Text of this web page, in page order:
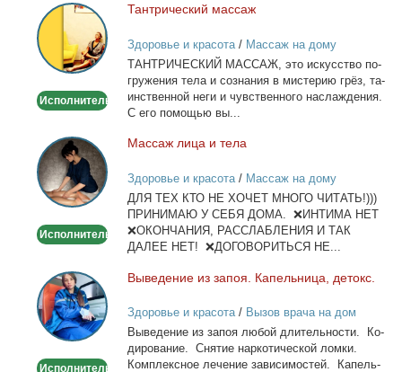
Тантрический
массаж
Исполнитель
Тан­три­че­ский мас­саж
Здоровье и красота/ Массаж на дому
ТАНТРИЧЕСКИЙ МАССАЖ, это ис­кус­ство по­
гру­же­ния те­ла и со­зна­ния в ми­сте­рию грёз, та­
ин­ствен­ной неги и чув­ствен­но­го на­сла­жде­ния.
С его по­мо­щью вы...
Массаж
лица
и
тела
Исполнитель
Мас­саж ли­ца и те­ла
Здоровье и красота/ Массаж на дому
ДЛЯ ТЕХ КТО НЕ ХОЧЕТ МНОГО ЧИТАТЬ!)))
ПРИНИМАЮ У СЕБЯ ДОМА. ❌ИНТИМА НЕТ
❌ОКОНЧАНИЯ, РАССЛАБЛЕНИЯ И ТАК
ДАЛЕЕ НЕТ! ❌ДОГОВОРИТЬСЯ НЕ...
Выведение
из
запоя.
Капельница,
Исполнитель
Вы­ве­де­ние из за­поя. Ка­пель­ни­ца, де­токс.
Здоровье и красота/ Вызов врача на дом
Вы­ве­де­ние из за­поя лю­бой дли­тель­но­сти. Ко­
ди­ро­ва­ние. Сня­тие нар­ко­ти­че­ской лом­ки.
Ком­плекс­ное ле­че­ние за­ви­си­мо­стей. Ка­пель­